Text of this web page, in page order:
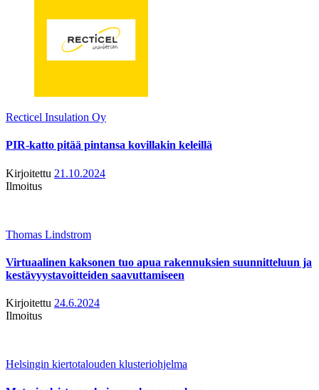
Recticel Insulation Oy
PIR-katto pitää pintansa kovillakin keleillä
Kirjoitettu 21.10.2024
Ilmoitus
Thomas Lindstrom
Virtuaalinen kaksonen tuo apua rakennuksien suunnitteluun ja
kestävyystavoitteiden saavuttamiseen
Kirjoitettu 24.6.2024
Ilmoitus
Helsingin kiertotalouden klusteriohjelma